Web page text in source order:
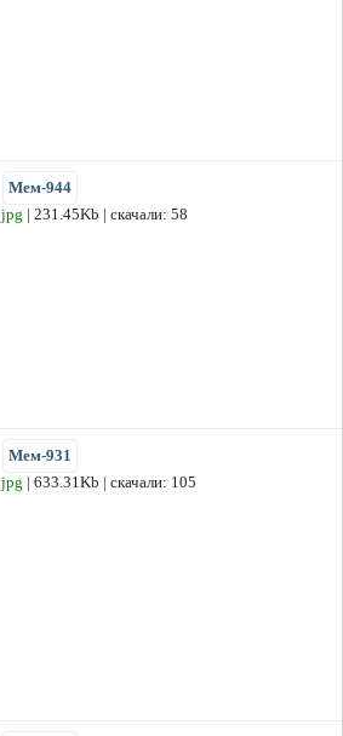
Мем-944
jpg | 231.45Kb | скачали: 58
Мем-931
jpg | 633.31Kb | скачали: 105